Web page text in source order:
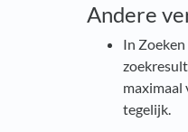
Andere
In
maximaal
tegelijk.